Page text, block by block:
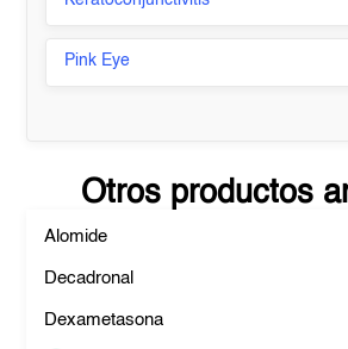
Pink Eye
Otros productos
Alomide
Decadronal
Dexametasona